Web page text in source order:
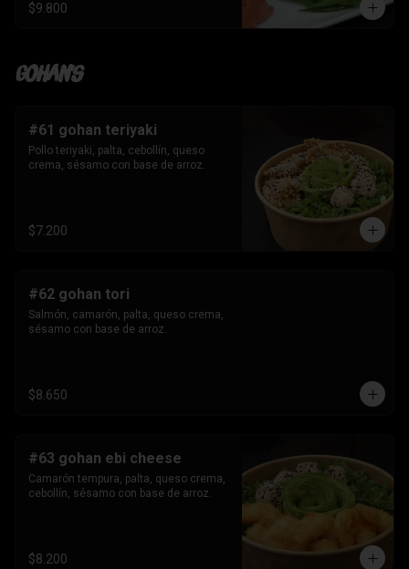
$9.800
Gohan's
#61 gohan teriyaki
Pollo teriyaki, palta, cebollín, queso
crema, sésamo con base de arroz.
$7.200
#62 gohan tori
Salmón, camarón, palta, queso crema,
sésamo con base de arroz.
$8.650
#63 gohan ebi cheese
Camarón tempura, palta, queso crema,
cebollín, sésamo con base de arroz.
$8.200